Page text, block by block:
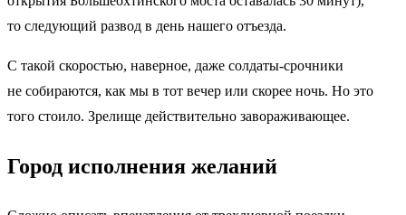
то следующий развод в день нашего отъезда.
С такой скоростью, наверное, даже солдаты-срочники
не собираются, как мы в тот вечер или скорее ночь. Но это
того стоило. Зрелище действительно завораживающее.
Город исполнения желаний